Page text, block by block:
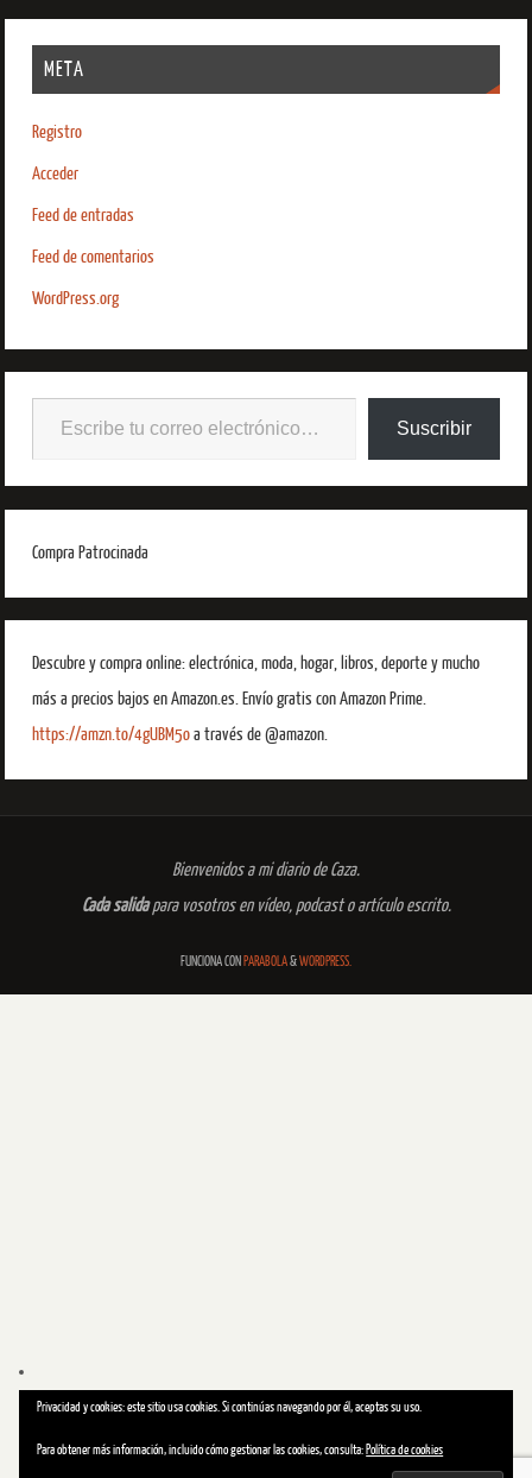
META
Registro
Acceder
Feed de entradas
Feed de comentarios
WordPress.org
Suscribir
Compra Patrocinada
Descubre y compra online: electrónica, moda, hogar, libros, deporte y mucho
más a precios bajos en Amazon.es. Envío gratis con Amazon Prime.
https://amzn.to/4gUBM5oa través de @amazon.
Bienvenidos a mi diario de Caza.
Cada salidapara vosotros en vídeo, podcast o artículo escrito.
FUNCIONA CON PARABOLA&WORDPRESS.
Privacidad y cookies: este sitio usa cookies. Si continúas navegando por él, aceptas su uso.
Para obtener más información, incluido cómo gestionar las cookies, consulta: Política de cookies